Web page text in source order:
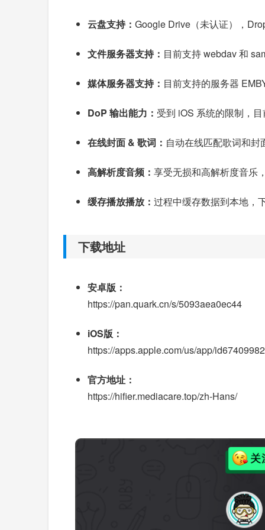
云盘支持： Google Drive（未认证），
文件服务器支持： 目前支持 webdav 和
媒体服务器支持： 目前支持的服务器
DoP 输出能力： 受到 iOS 系统的限制，
在线封面 & 歌词： 自动在线匹配歌词和封
高解析度音频： 享受无损和高解析度音乐
缓存播放播放： 过程中缓存数据到本地，
下载地址
安卓版：
https://pan.quark.cn/s/5093aea0ec44
iOS版：
https://apps.apple.com/us/app/
官方地址：
https://hifier.mediacare.top/zh-Hans/